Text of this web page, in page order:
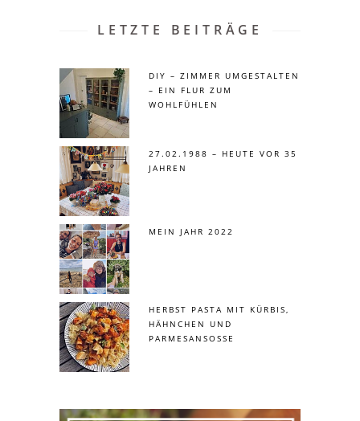
LETZTE BEITRÄGE
DIY – ZIMMER UMGESTALTEN
– EIN FLUR ZUM
WOHLFÜHLEN
27.02.1988 – HEUTE VOR 35
JAHREN
MEIN JAHR 2022
HERBST PASTA MIT KÜRBIS,
HÄHNCHEN UND
PARMESANSOSSE